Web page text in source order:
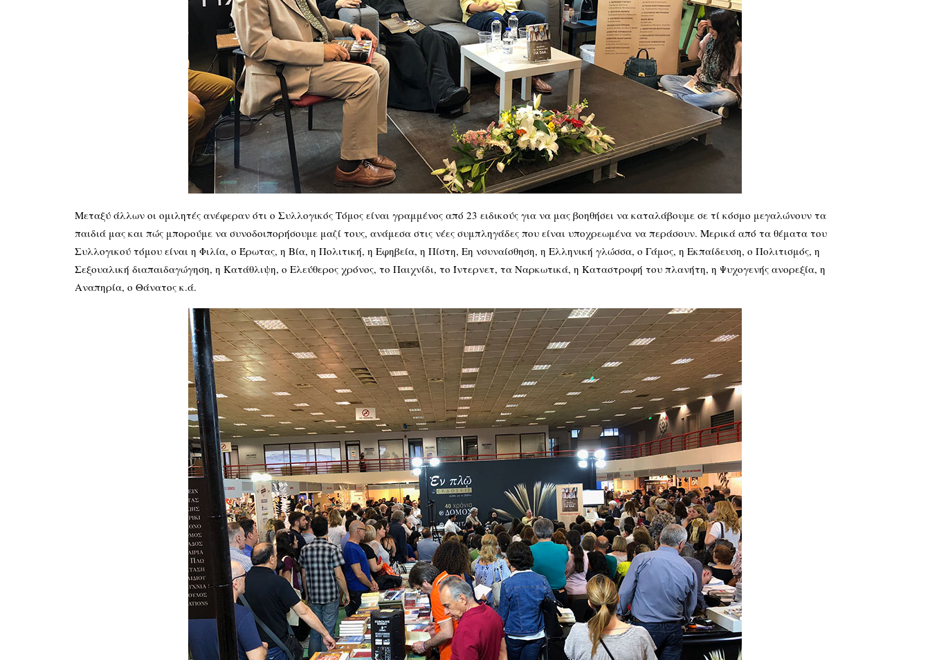
Μεταξύ άλλων οι ομιλητές ανέφεραν ότι ο Συλλογικός Τόμος είναι γραμμένος από 23 ειδικούς για να μας βοηθήσει να καταλάβουμε σε τί κόσμο μεγαλώνουν τα
παιδιά μας και πώς μπορούμε να συνοδοιπορήσουμε μαζί τους, ανάμεσα στις νέες συμπληγάδες που είναι υποχρεωμένα να περάσουν. Μερικά από τα θέματα του
Συλλογικού τόμου είναι η Φιλία, ο Έρωτας, η Βία, η Πολιτική, η Εφηβεία, η Πίστη, Εη νσυναίσθηση, η Ελληνική γλώσσα, ο Γάμος, η Εκπαίδευση, ο Πολιτισμός, η
Σεξουαλική διαπαιδαγώγηση, η Κατάθλιψη, ο Ελεύθερος χρόνος, το Παιχνίδι, το Ίντερνετ, τα Ναρκωτικά, η Καταστροφή του πλανήτη, η Ψυχογενής ανορεξία, η
Αναπηρία, ο Θάνατος κ.ά.